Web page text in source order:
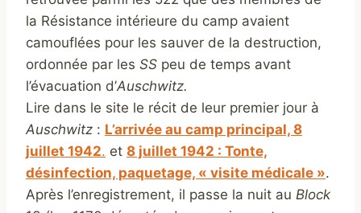
la Résistance intérieure du camp avaient
camouflées pour les sauver de la destruction,
ordonnée par les SS peu de temps avant
l’évacuation d’Auschwitz.
Lire dans le site le récit de leur premier jour à
Auschwitz : L’arrivée au camp principal, 8
juillet 1942. et 8 juillet 1942 : Tonte,
désinfection, paquetage, « visite médicale ».
Après l’enregistrement, il passe la nuit au Block